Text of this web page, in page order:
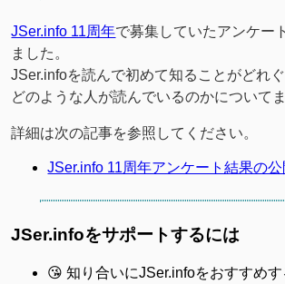
JSer.info 11周年で募集していたアンケー
ました。
JSer.infoを読んで初めて知ることがどれぐ
どのような人が読んでいるのかについて
詳細は次の記事を参照してください。
JSer.info 11周年アンケート結果の
JSer.infoをサポートするには
😘 知り合いにJSer.infoをおすすめす